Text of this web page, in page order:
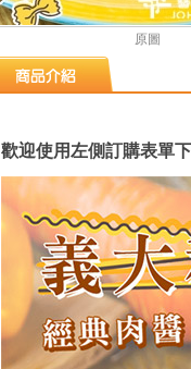
原圖
歡迎使用左側訂購表單